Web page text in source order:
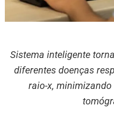
Sistema inteligente
diferentes doenças
raio-x,